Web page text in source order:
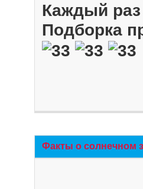
Каждый
Подборка
Факты о солнечном